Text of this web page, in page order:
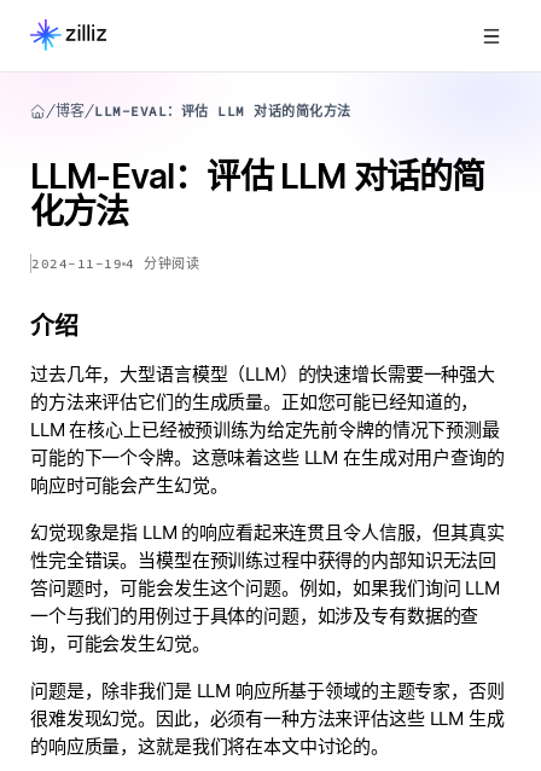
博客 LLM-EVAL：评估 LLM 对话的简化方法
LLM-Eval：评估 LLM 对话的简
化方法
2024-11-19 4 分钟阅读
介绍
过去几年，大型语言模型（LLM）的快速增长需要一种强大
的方法来评估它们的生成质量。正如您可能已经知道的，
LLM 在核心上已经被预训练为给定先前令牌的情况下预测最
可能的下一个令牌。这意味着这些 LLM 在生成对用户查询的
响应时可能会产生幻觉。
幻觉现象是指 LLM 的响应看起来连贯且令人信服，但其真实
性完全错误。当模型在预训练过程中获得的内部知识无法回
答问题时，可能会发生这个问题。例如，如果我们询问 LLM
一个与我们的用例过于具体的问题，如涉及专有数据的查
询，可能会发生幻觉。
问题是，除非我们是 LLM 响应所基于领域的主题专家，否则
很难发现幻觉。因此，必须有一种方法来评估这些 LLM 生成
的响应质量，这就是我们将在本文中讨论的。